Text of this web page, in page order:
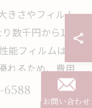
きさやフィルム
数千円から1万
能フィルムはや
れるため、費用
工する場合は材
どの施工ミスリ
6588
お問い合わせ